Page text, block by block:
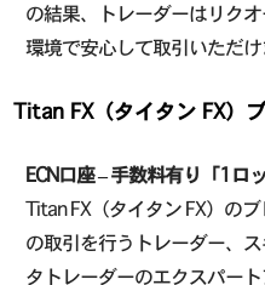
の結果、トレーダーはリク
環境で安心して取引いただけ
Titan FX（タイタン FX）
ECN口座 – 手数料有り「1ロ
Titan FX（タイタン FX）の
の取引を行うトレーダー、
タトレーダーのエクスパー